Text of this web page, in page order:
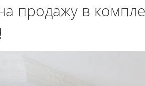
продажу в